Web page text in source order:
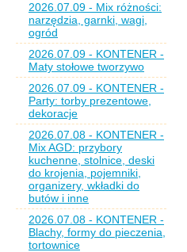
2026.07.09 - Mix różności:
narzędzia, garnki, wagi,
ogród
2026.07.09 - KONTENER -
Maty stołowe tworzywo
2026.07.09 - KONTENER -
Party: torby prezentowe,
dekoracje
2026.07.08 - KONTENER -
Mix AGD: przybory
kuchenne, stolnice, deski
do krojenia, pojemniki,
organizery, wkładki do
butów i inne
2026.07.08 - KONTENER -
Blachy, formy do pieczenia,
tortownice